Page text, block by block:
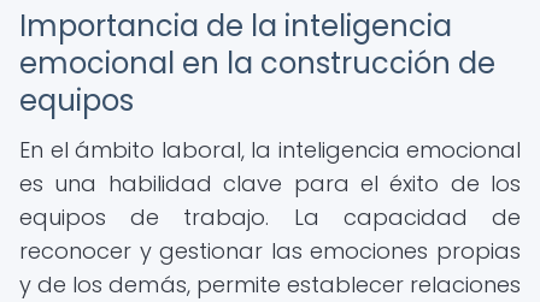
Importancia de la inteligencia
emocional en la construcción de
equipos
En el ámbito laboral, la inteligencia emocional
es una habilidad clave para el éxito de los
equipos de trabajo. La capacidad de
reconocer y gestionar las emociones propias
y de los demás, permite establecer relaciones